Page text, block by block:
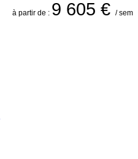
à partir de : 9 605 € / sem